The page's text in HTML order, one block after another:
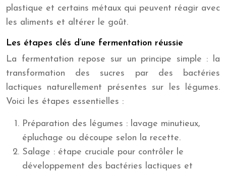
plastique et certains métaux qui peuvent réagir avec
les aliments et altérer le goût.
Les étapes clés d’une fermentation réussie
La fermentation repose sur un principe simple : la
transformation des sucres par des bactéries
lactiques naturellement présentes sur les légumes.
Voici les étapes essentielles :
Préparation des légumes : lavage minutieux,
épluchage ou découpe selon la recette.
Salage : étape cruciale pour contrôler le
développement des bactéries lactiques et